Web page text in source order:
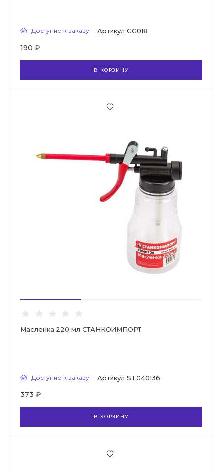
Доступно к заказу Артикул GG018
190 ₽
В КОРЗИНУ
Масленка 220 мл СТАНКОИМПОРТ
Доступно к заказу Артикул ST040136
373 ₽
В КОРЗИНУ